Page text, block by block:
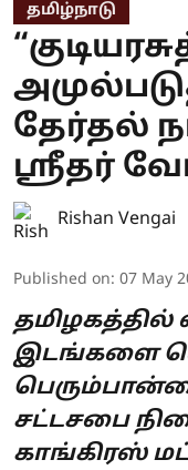
தமிழ்நாடு
தேர்தல்
ஸ்ரீதர்
Rishan Vengai
Published on: 07 May
தமிழகத்தில்
இடங்களை
சட்டசபை
காங்கிரஸ்